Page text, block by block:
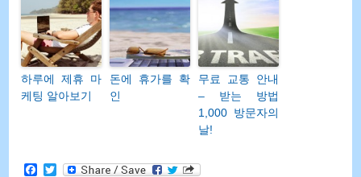
하루에 제휴 마
케팅 알아보기
돈에 휴가를 확
인
무료 교통 안내
– 받는 방법
1,000 방문자의
날!
Facebook
Twitter